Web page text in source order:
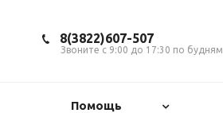
8(3822)607-507
Звоните с 9:00 до 17:30 по будням
Помощь